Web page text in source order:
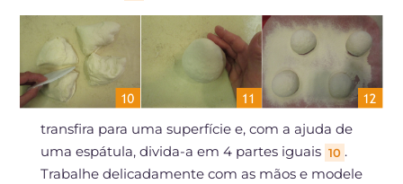
transfira para uma superfície e, com a ajuda de
uma espátula, divida-a em 4 partes iguais 10 .
Trabalhe delicadamente com as mãos e modele